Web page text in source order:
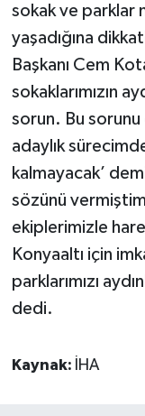
sokak ve parklar
yaşadığına
Başkanı Cem
sokaklarımızın
sorun. Bu
adaylık
kalmayacak’
sözünü
ekiplerimizle
Konyaaltı için
parklarımızı
dedi.
Kaynak: İHA